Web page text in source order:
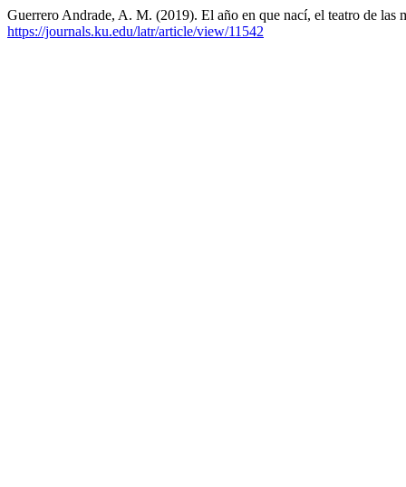
Guerrero Andrade, A. M. (2019). El año en que nací, el teatro de las
https://journals.ku.edu/latr/article/view/11542